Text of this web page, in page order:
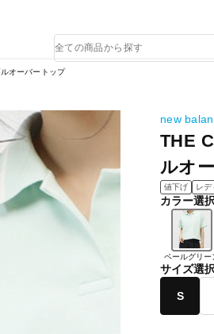
品
検
索
オーバートップ
new
THE
ルオ
値下げ レデ
カラー選択
ペールグリー
サイズ選択
S